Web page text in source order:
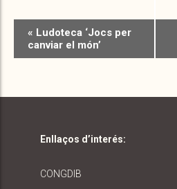
« Ludoteca ‘Jocs per
canviar el món’
Enllaços d’interés:
CONGDIB